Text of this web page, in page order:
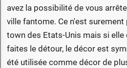
avez la possibilité de vous
ville fantome. Ce n'est
town des Etats-Unis mais si
faites le détour, le décor est
été utilisée comme décor de